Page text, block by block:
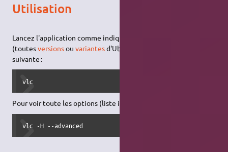
Utilisation
Lancez l'application comme indiqué
(toutesversionsouvariantesd'Ubuntu) avec la
suivante :
vlc
Pour voir toute les options (liste impressionnante !) :
vlc -H --advanced